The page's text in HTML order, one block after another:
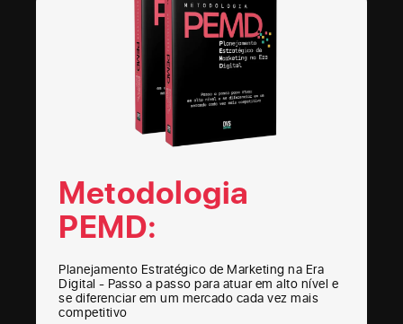
Metodologia
PEMD:
Planejamento Estratégico de Marketing na Era
Digital - Passo a passo para atuar em alto nível e
se diferenciar em um mercado cada vez mais
competitivo